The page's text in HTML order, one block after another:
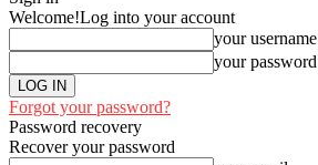
Welcome!Log into your account
your username
your password
Forgot your password?
Password recovery
Recover your password